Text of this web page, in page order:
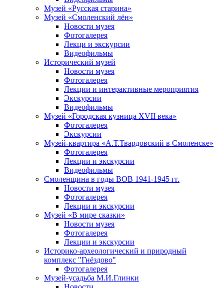
Музей «Русская старина»
Музей «Смоленский лён»
Новости музея
Фотогалерея
Лекци и экскурсии
Видеофильмы
Исторический музей
Новости музея
Фотогалерея
Лекции и интерактивные мероприятия
Экскурсии
Видеофильмы
Музей «Городская кузница XVII века»
Фотогалерея
Экскурсии
Музей-квартира «А.Т.Твардовский в Смоленске»
Фотогалерея
Лекции и экскурсии
Видеофильмы
Смоленщина в годы ВОВ 1941-1945 гг.
Новости музея
Фотогалерея
Лекции и экскурсии
Музей «В мире сказки»
Новости музея
Фотогалерея
Лекции и экскурсии
Историко-археологический и природный
комплекс "Гнёздово"
Фотогалерея
Музей-усадьба М.И.Глинки